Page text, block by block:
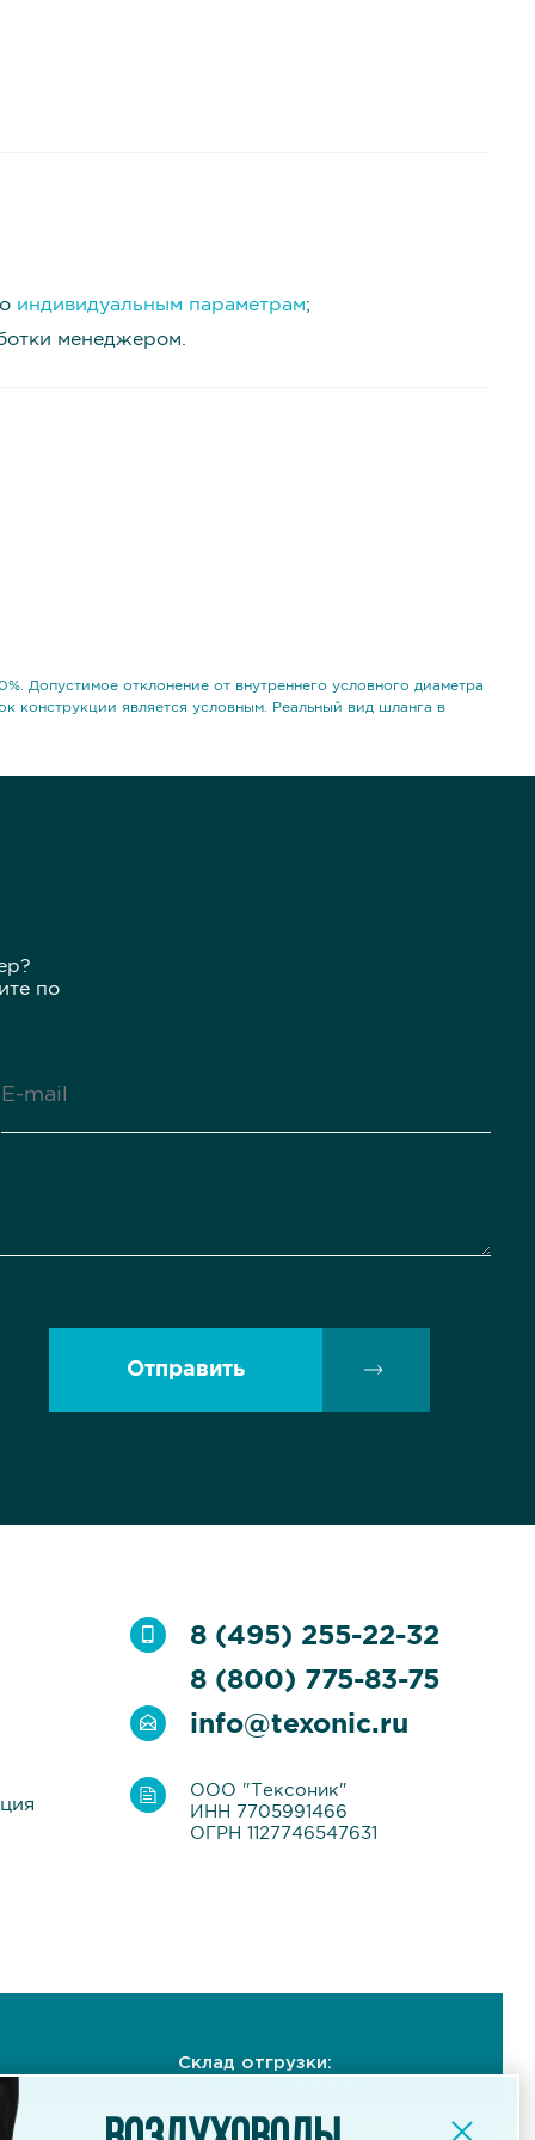
индивидуальным параметрам;
менеджером.
Допустимое отклонение от внутреннего условного диаметра
конструкции является условным. Реальный вид шланга в
по
Отправить
8 (495) 255-22-32
8 (800) 775-83-75
info@texonic.ru
ООО "Тексоник"
ИНН 7705991466
ОГРН 1127746547631
Склад отгрузки:
район, Индустриальный